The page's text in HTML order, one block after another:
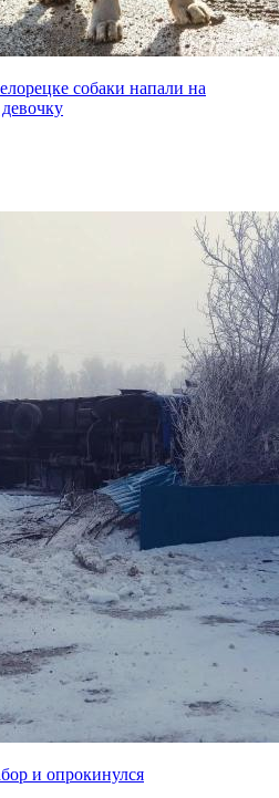
собаки напали на
и опрокинулся